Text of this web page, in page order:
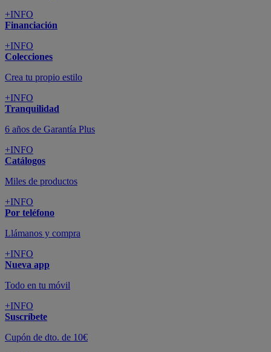
+INFO
Financiación
+INFO
Colecciones
Crea tu propio estilo
+INFO
Tranquilidad
6 años de Garantía Plus
+INFO
Catálogos
Miles de productos
+INFO
Por teléfono
Llámanos y compra
+INFO
Nueva app
Todo en tu móvil
+INFO
Suscríbete
Cupón de dto. de 10€